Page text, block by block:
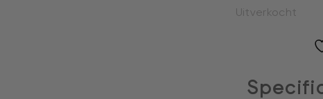
Uitverkocht